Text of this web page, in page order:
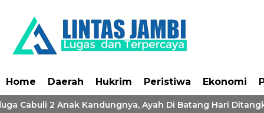
Home Daerah Hukrim Peristiwa Ekonomi
Cabuli 2 Anak Kandungnya, Ayah Di Batang Hari